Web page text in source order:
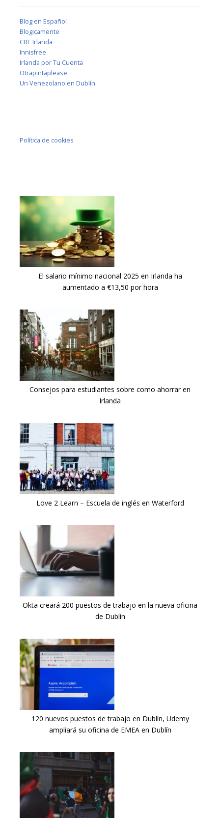
Blog en Español
Blogicamente
CRE Irlanda
Innisfree
Irlanda por Tu Cuenta
Otrapintaplease
Un Venezolano en Dublín
Política de cookies
El salario mínimo nacional 2025 en Irlanda ha
aumentado a €13,50 por hora
Consejos para estudiantes sobre como ahorrar en
Irlanda
Love 2 Learn – Escuela de inglés en Waterford
Okta creará 200 puestos de trabajo en la nueva oficina
de Dublín
120 nuevos puestos de trabajo en Dublín, Udemy
ampliará su oficina de EMEA en Dublín